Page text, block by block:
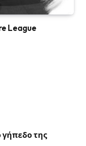
League
γήπεδο της